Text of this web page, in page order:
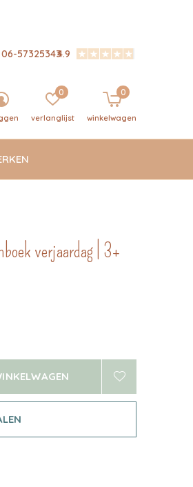
verlanglijst
0
winkelwagen
0
573253434.9
verjaardag | 3+